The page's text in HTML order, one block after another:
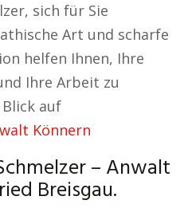
sich für Sie
Art und scharfe
helfen Ihnen, Ihre
Ihre Arbeit zu
auf
Könnern
– Anwalt
Breisgau.